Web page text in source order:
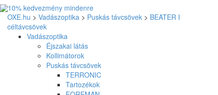
OXE.hu > Vadászoptika > Puskás távcsövek > BEATER I
céltávcsövek
Vadászoptika
Éjszakai látás
Kollimátorok
Puskás távcsövek
TERRONIC
Tartozékok